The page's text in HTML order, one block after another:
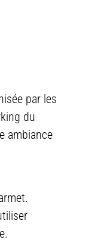
par les
du
ambiance